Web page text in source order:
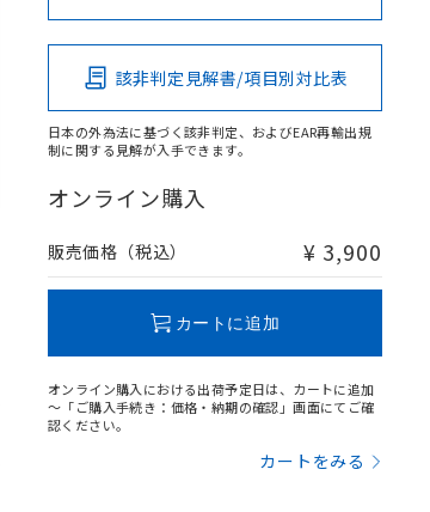
該非判定見解書/項目別対比表
日本の外為法に基づく該非判定、およびEAR再輸出規
制に関する見解が入手できます。
オンライン購入
販売価格（税込） ¥ 3,900
カートに追加
オンライン購入における出荷予定日は、カートに追加
～「ご購入手続き：価格・納期の確認」画面にてご確
認ください。
カートをみる